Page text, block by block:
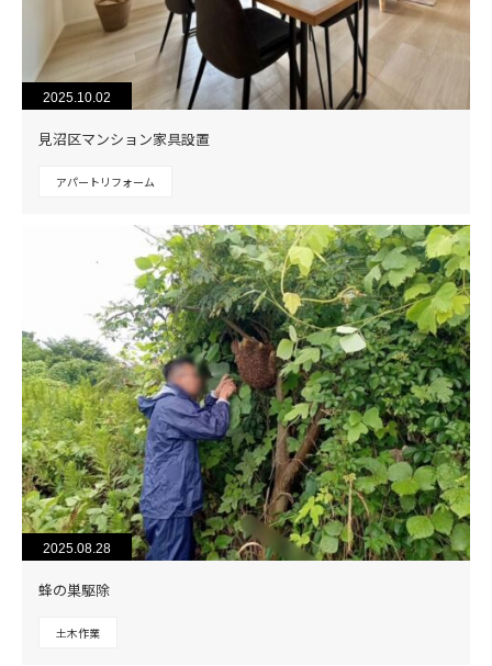
2025.10.02
見沼区マンション家具設置
アパートリフォーム
2025.08.28
蜂の巣駆除
土木作業